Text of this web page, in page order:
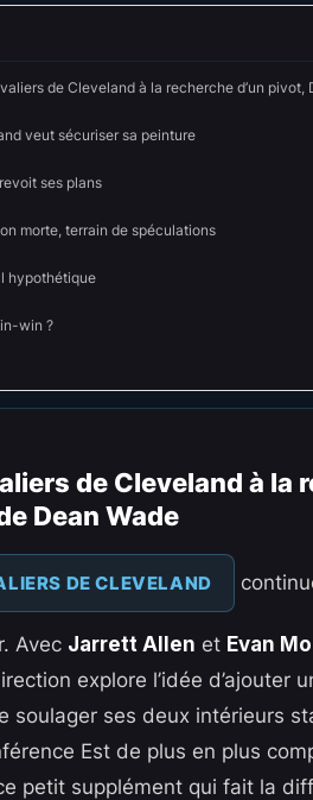
de Cleveland à la recherche d’un pivot,
veut sécuriser sa peinture
ses plans
morte, terrain de spéculations
hypothétique
win ?
de Cleveland à la
Dean Wade
DE CLEVELAND
Avec Jarrett Allen et Evan
explore l’idée d’ajouter
soulager ses deux intérieurs
Est de plus en plus
petit supplément qui fait la